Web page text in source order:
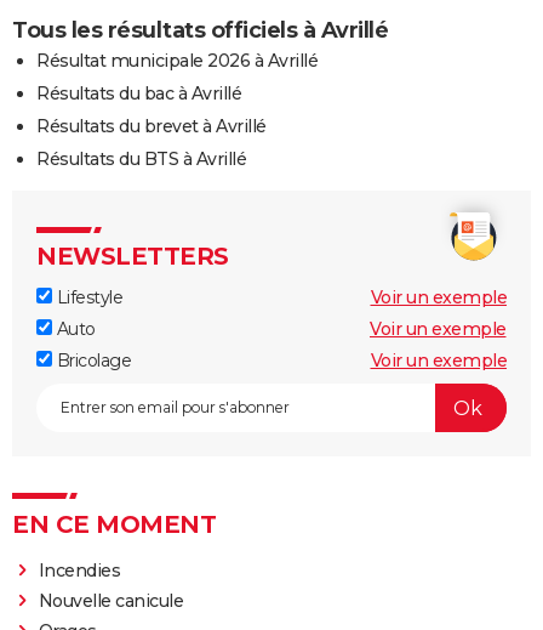
Tous les résultats officiels à Avrillé
Résultat municipale 2026 à Avrillé
Résultats du bac à Avrillé
Résultats du brevet à Avrillé
Résultats du BTS à Avrillé
NEWSLETTERS
Lifestyle
Voir un exemple
Auto
Voir un exemple
Bricolage
Voir un exemple
EN CE MOMENT
Incendies
Nouvelle canicule